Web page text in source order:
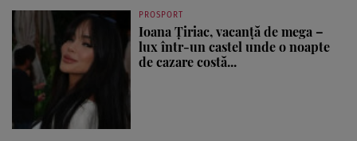
PROSPORT
Ioana Țiriac, vacanță de mega –
lux într-un castel unde o noapte
de cazare costă...